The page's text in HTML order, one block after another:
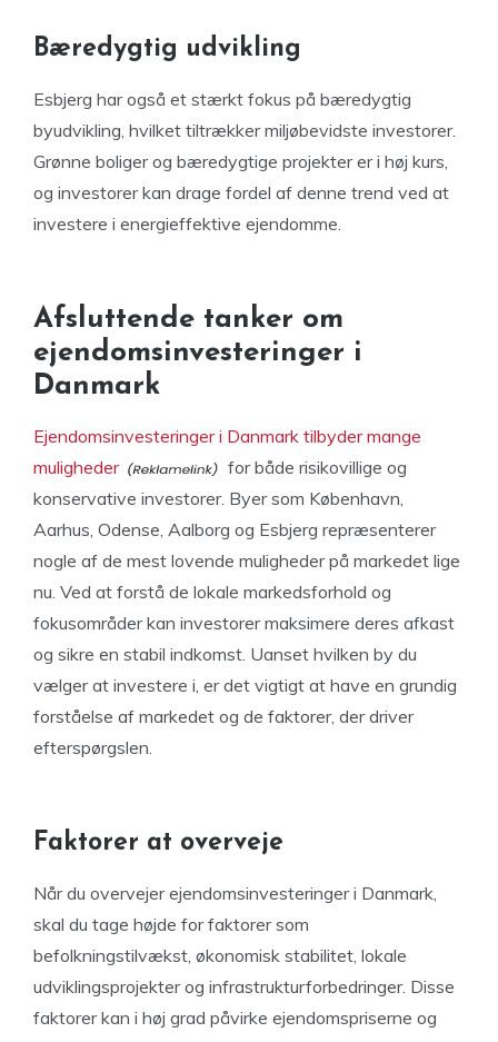
Bæredygtig udvikling
Esbjerg har også et stærkt fokus på bæredygtig
byudvikling, hvilket tiltrækker miljøbevidste investorer.
Grønne boliger og bæredygtige projekter er i høj kurs,
og investorer kan drage fordel af denne trend ved at
investere i energieffektive ejendomme.
Afsluttende tanker om
ejendomsinvesteringer i
Danmark
Ejendomsinvesteringer i Danmark tilbyder mange
muligheder
for både risikovillige og
konservative investorer. Byer som København,
Aarhus, Odense, Aalborg og Esbjerg repræsenterer
nogle af de mest lovende muligheder på markedet lige
nu. Ved at forstå de lokale markedsforhold og
fokusområder kan investorer maksimere deres afkast
og sikre en stabil indkomst. Uanset hvilken by du
vælger at investere i, er det vigtigt at have en grundig
forståelse af markedet og de faktorer, der driver
efterspørgslen.
Faktorer at overveje
Når du overvejer ejendomsinvesteringer i Danmark,
skal du tage højde for faktorer som
befolkningstilvækst, økonomisk stabilitet, lokale
udviklingsprojekter og infrastrukturforbedringer. Disse
faktorer kan i høj grad påvirke ejendomspriserne og